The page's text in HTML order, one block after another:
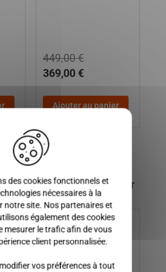
369,00 €
449,00 €
Ajouter au panier
être intéressé par
des cookies fonctionnels et
nécessaires à la
notre site. Nos partenaires et
également des cookies
mesurer le trafic afin de vous
client personnalisée.
vos préférences à tout